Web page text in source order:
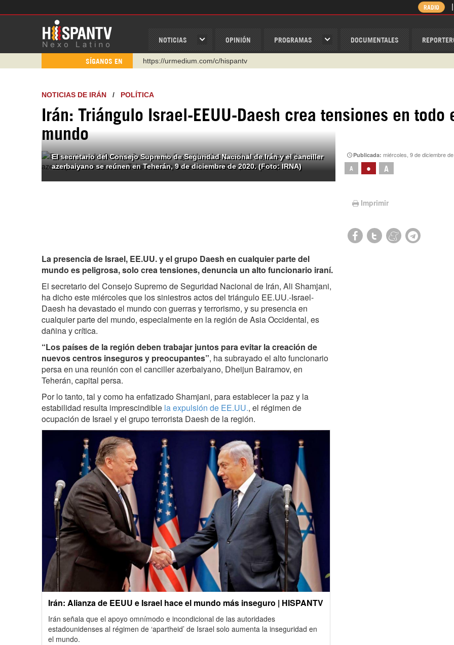
NOTICIAS OPINIÓN PROGRAMAS DOCUMENTALES
RADIO
SÍGANOS EN
https://urmedium.com/c/hispantv
Instagram como: hispan_tv
https://www.youtube.com/@nexo_latino
http://twitter.com/nexo_latino
https://t.me/hispantvcanal
NOTICIAS DE IRÁN / POLÍTICA
Irán: Triángulo Israel-EEUU-Daesh crea tensiones en todo
mundo
El secretario del Consejo Supremo de Seguridad Nacional de Irán y el canciller
azerbaiyano se reúnen en Teherán, 9 de diciembre de 2020. (Foto: IRNA)
Publicada:miércoles, 9 de diciembre
A • A
Imprimir
La presencia de Israel, EE.UU. y el grupo Daesh en cualquier parte del
mundo es peligrosa, solo crea tensiones, denuncia un alto funcionario iraní.
El secretario del Consejo Supremo de Seguridad Nacional de Irán, Ali Shamjani,
ha dicho este miércoles que los siniestros actos del triángulo EE.UU.-Israel-
Daesh ha devastado el mundo con guerras y terrorismo, y su presencia en
cualquier parte del mundo, especialmente en la región de Asia Occidental, es
dañina y crítica.
“Los países de la región deben trabajar juntos para evitar la creación de
nuevos centros inseguros y preocupantes”, ha subrayado el alto funcionario
persa en una reunión con el canciller azerbaiyano, Dheijun Bairamov, en
Teherán, capital persa.
Por lo tanto, tal y como ha enfatizado Shamjani, para establecer la paz y la
estabilidad resulta imprescindible la expulsión de EE.UU., el régimen de
ocupación de Israel y el grupo terrorista Daesh de la región.
Irán: Alianza de EEUU e Israel hace el mundo más inseguro | HISPANTV
Irán señala que el apoyo omnímodo e incondicional de las autoridades
estadounidenses al régimen de ‘apartheid’ de Israel solo aumenta la inseguridad en
el mundo.